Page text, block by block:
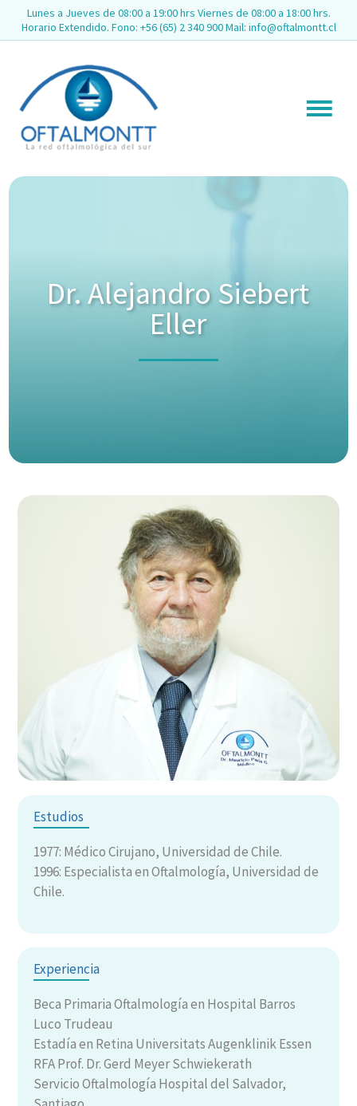
Lunes a Jueves de 08:00 a 19:00 hrs Viernes de 08:00 a 18:00 hrs.
Horario Extendido. Fono: +56 (65) 2 340 900 Mail: info@oftalmontt.cl
Dr. Alejandro Siebert
Eller
Estudios
1977: Médico Cirujano, Universidad de Chile.
1996: Especialista en Oftalmología, Universidad de
Chile.
Experiencia
Beca Primaria Oftalmología en Hospital Barros
Luco Trudeau
Estadía en Retina Universitats Augenklinik Essen
RFA Prof. Dr. Gerd Meyer Schwiekerath
Servicio Oftalmología Hospital del Salvador,